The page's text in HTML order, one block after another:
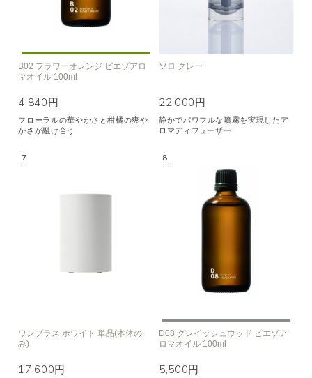
B02 フラワーオレンジ ピエゾアロ
マオイル 100ml
4,840円
フローラルの華やかさと柑橘の爽や
かさが融け合う
ソロ グレー
22,000円
静かでパワフルな噴霧を実現したア
ロマディフューザー
ワンプラス ホワイト 単品(本体の
み)
17,600円
D08 グレイッシュウッド ピエゾア
ロマオイル 100ml
5,500円